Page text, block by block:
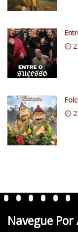
/
0
.
w
p
.
o
m
/
v
e
n
e
Navegue Por